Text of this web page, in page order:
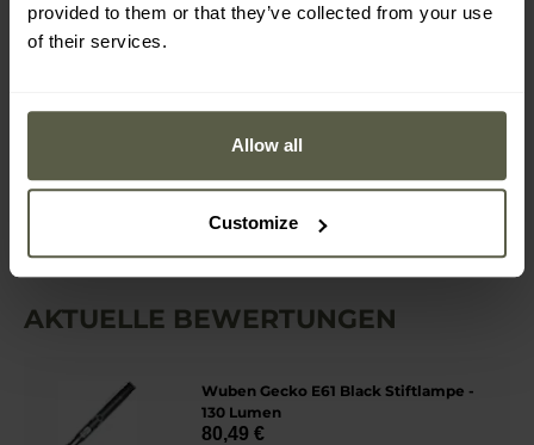
provided to them or that they’ve collected from your use
of their services.
Allow all
Customize
M-Tac - TP-93 Taktischer
Kugelschreiber - Black
AKTUELLE BEWERTUNGEN
Wuben Gecko E61 Black Stiftlampe -
130 Lumen
80,49 €